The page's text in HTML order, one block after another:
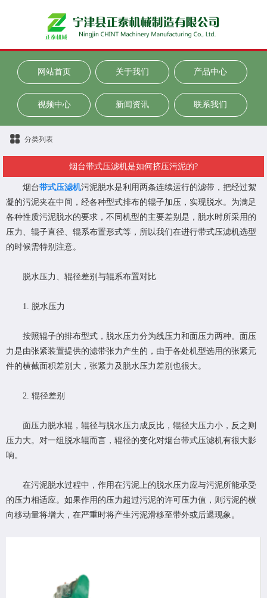
网站首页 关于我们 产品中心
视频中心 新闻资讯 联系我们
分类列表
烟台带式压滤机是如何挤压污泥的?
烟台带式压滤机污泥脱水是利用两条连续运行的滤带，把经过絮
凝的污泥夹在中间，经各种型式排布的辊子加压，实现脱水。为满足
各种性质污泥脱水的要求，不同机型的主要差别是，脱水时所采用的
压力、辊子直径、辊系布置形式等，所以我们在进行带式压滤机选型
的时候需特别注意。
脱水压力、辊径差别与辊系布置对比
1. 脱水压力
按照辊子的排布型式，脱水压力分为线压力和面压力两种。面压
力是由张紧装置提供的滤带张力产生的，由于各处机型选用的张紧元
件的横截面积差别大，张紧力及脱水压力差别也很大。
2. 辊径差别
面压力脱水辊，辊径与脱水压力成反比，辊径大压力小，反之则
压力大。对一组脱水辊而言，辊径的变化对烟台带式压滤机有很大影
响。
在污泥脱水过程中，作用在污泥上的脱水压力应与污泥所能承受
的压力相适应。如果作用的压力超过污泥的许可压力值，则污泥的横
向移动量将增大，在严重时将产生污泥滑移至带外或后退现象。